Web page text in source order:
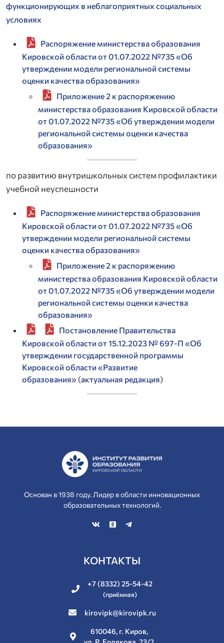
функционирующих в неблагоприятных социальных
условиях
Распоряжение министерства образования
Кировской области от 01.07.2022 №735 «Об
утверждении модели региональной системы
оценки качества образования»
Приложение 2 к распоряжению
министерства образования Кировской области
от 01.07.2022 №735 «Об утверждении модели
региональной системы оценки качества
образования»
по развитию внутришкольных систем профилактики
учебной неуспешности
Распоряжение министерства образования
Кировской области от 01.07.2022 №735 «Об
утверждении модели региональной системы
оценки качества образования»
Приложение 2 к распоряжению
министерства образования Кировской области
от 01.07.2022 №735 «Об утверждении модели
региональной системы оценки качества
образования»
Постановление Правительства
Кировской области от 15.12.2023 № 697-П «Об
утверждении государственной программы
Кировской области «Развитие
образования» (актуальная редакция)
Основан в 1938 году. Лидер в области инновационных
образовательных технологий.
КОНТАКТЫ
+7 (8332) 25-54-42
(приёмная)
kirovipk@kirovipk.ru
610046, г. Киров,